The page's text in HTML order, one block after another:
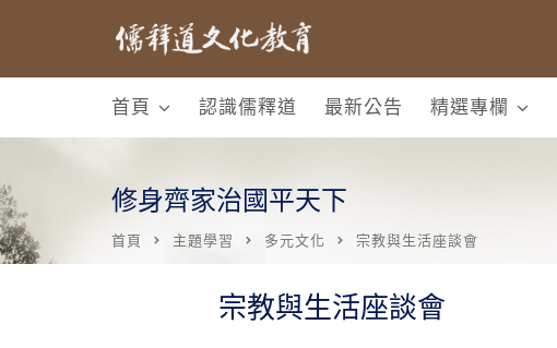
首頁 認識儒釋道 最新公告 精選專欄
修身齊家治國平天下
首頁 主題學習 多元文化 宗教與生活座談會
宗教與生活座談會